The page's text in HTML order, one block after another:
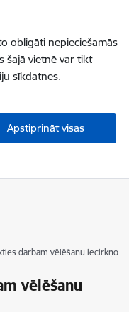
obligāti nepieciešamās
šajā vietnē var tikt
sīkdatnes.
Apstiprināt visas
darbam vēlēšanu iecirkņos
vēlēšanu